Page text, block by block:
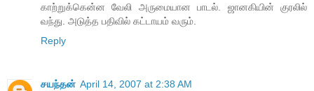
காற்றுக்கென்ன வேலி அருமையான பாடல். ஜானகியின் குரலில்
வந்து. அடுத்த பதிவில் கட்டாயம் வரும்.
Reply
சயந்தன் April 14, 2007 at 2:38 AM